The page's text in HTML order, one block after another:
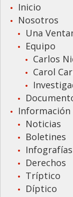
Inicio
Nosotros
Una
Equipo
Carlos
Carol
Información
Noticias
Boletines
Infografías
Derechos
Tríptico
Díptico